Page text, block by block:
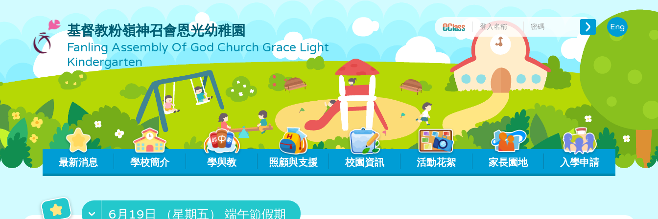
基督教粉嶺神召會恩光幼稚園
Fanling Assembly Of God Church Grace Light
Kindergarten
Eng
最新消息 學校簡介 學與教 照顧與支援 校園資訊 活動花絮 家長園地 入學申請
6月19日 （星期五） 端午節假期